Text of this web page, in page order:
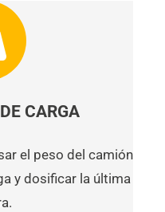
CARGA
el peso del camión
y dosificar la última